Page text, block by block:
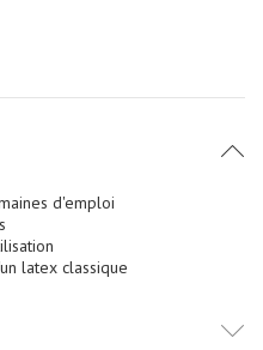
d'emploi
latex classique